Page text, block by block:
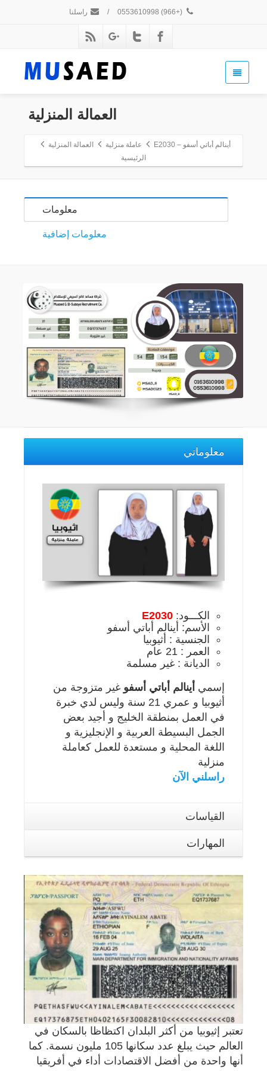
(+966) 0553610998
/ راسلنا
العمالة المنزلية
أينالم أباتي أسفو – E2030 عاملة منزلية
العمالة المنزلية
الرئيسية
معلومات
معلومات إضافية
معلوماتي
الكـــود: E2030
الأسم: أينالم أباتي أسفو
الجنسية : أثيوبيا
العمر : 21 عام
الديانة : غير مسلمة
إسمي أينالم أباتي أسفو غير متزوجة من
أثيوبيا و عمري 21 سنة وليس لدي خبرة
في العمل بمنطقة الخليج و أجيد بعض
الجمل البسيطة العربية و الإنجليزية و
اللغة المحلية و مستعدة للعمل كعاملة
منزلية
راسلني الآن
القياسات
المهارات
تعتبر إثيوبيا من أكثر البلدان اكتظاظا بالسكان في
العالم حيث يبلغ عدد سكانها 105 مليون نسمة. كما
أنها واحدة من أفضل الاقتصادات أداء في أفريقيا